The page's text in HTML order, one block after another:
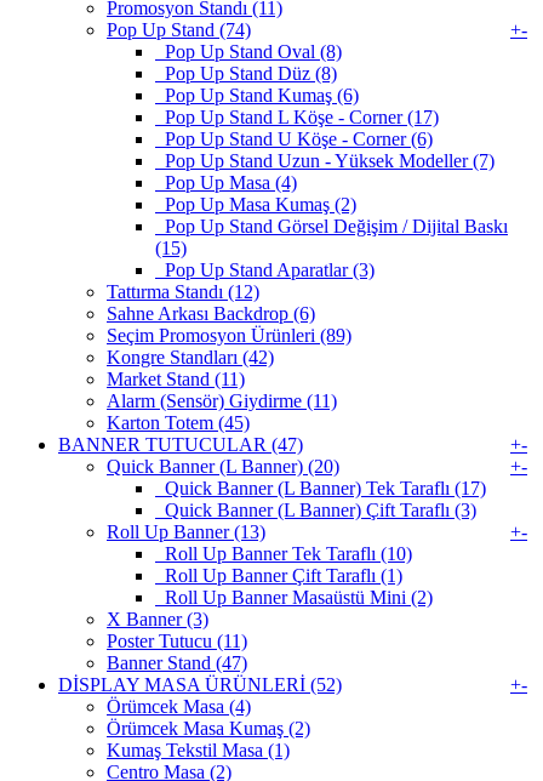
Promosyon Standı (11)
Pop Up Stand (74)
+-
Pop Up Stand Oval (8)
Pop Up Stand Düz (8)
Pop Up Stand Kumaş (6)
Pop Up Stand L Köşe - Corner (17)
Pop Up Stand U Köşe - Corner (6)
Pop Up Stand Uzun - Yüksek Modeller (7)
Pop Up Masa (4)
Pop Up Masa Kumaş (2)
Pop Up Stand Görsel Değişim / Dijital Baskı
(15)
Pop Up Stand Aparatlar (3)
Tattırma Standı (12)
Sahne Arkası Backdrop (6)
Seçim Promosyon Ürünleri (89)
Kongre Standları (42)
Market Stand (11)
Alarm (Sensör) Giydirme (11)
Karton Totem (45)
BANNER TUTUCULAR (47)
+-
Quick Banner (L Banner) (20)
+-
Quick Banner (L Banner) Tek Taraflı (17)
Quick Banner (L Banner) Çift Taraflı (3)
Roll Up Banner (13)
+-
Roll Up Banner Tek Taraflı (10)
Roll Up Banner Çift Taraflı (1)
Roll Up Banner Masaüstü Mini (2)
X Banner (3)
Poster Tutucu (11)
Banner Stand (47)
DİSPLAY MASA ÜRÜNLERİ (52)
+-
Örümcek Masa (4)
Örümcek Masa Kumaş (2)
Kumaş Tekstil Masa (1)
Centro Masa (2)